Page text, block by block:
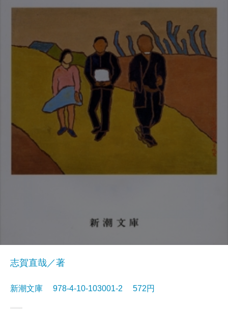
志賀直哉／著
新潮文庫 978-4-10-103001-2 572円